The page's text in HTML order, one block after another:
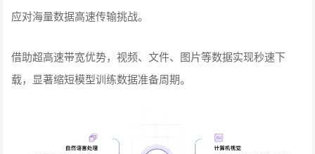
应对海量数据高速传输挑战。
借助超高速带宽优势，视频、文件、图片等数据实现秒速下
载，显著缩短模型训练数据准备周期。